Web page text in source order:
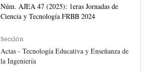
Núm. AJEA 47 (2025): 1eras Jornadas de
Ciencia y Tecnología FRBB 2024
Sección
Actas - Tecnología Educativa y Enseñanza de
la Ingeniería